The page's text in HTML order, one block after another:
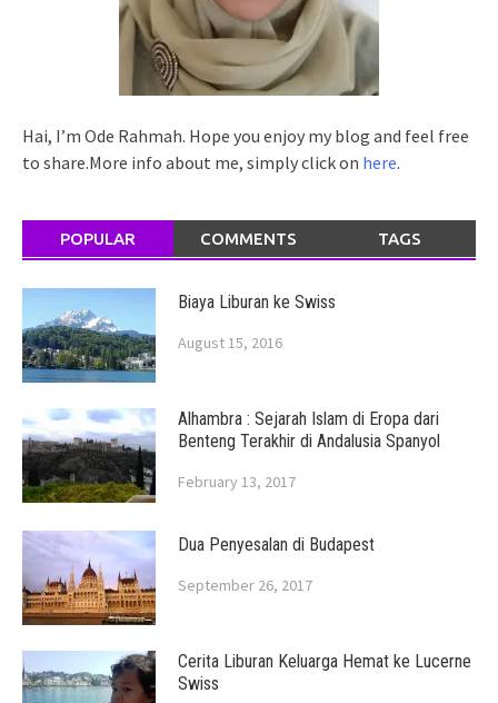
Hai, I’m Ode Rahmah. Hope you enjoy my blog and feel free
to share.More info about me, simply click on here.
POPULAR COMMENTS TAGS
Biaya Liburan ke Swiss
August 15, 2016
Alhambra : Sejarah Islam di Eropa dari
Benteng Terakhir di Andalusia Spanyol
February 13, 2017
Dua Penyesalan di Budapest
September 26, 2017
Cerita Liburan Keluarga Hemat ke Lucerne
Swiss